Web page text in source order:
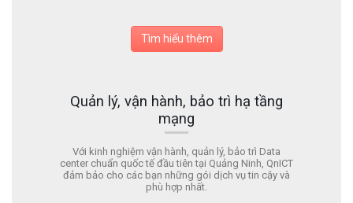
Tìm hiểu thêm
Quản lý, vận hành, bảo trì hạ tầng
mạng
Với kinh nghiệm vận hành, quản lý, bảo trì Data
center chuẩn quốc tế đầu tiên tại Quảng Ninh, QnICT
đảm bảo cho các bạn những gói dịch vụ tin cậy và
phù hợp nhất.